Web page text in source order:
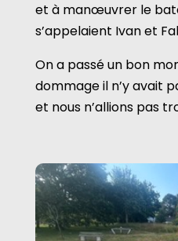
et à manœuvrer le
s’appelaient Ivan et
On a passé un bon
dommage il n’y avait
et nous n’allions pas